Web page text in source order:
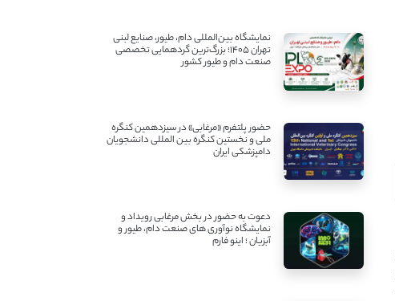
نمایشگاه بین‌المللی دام، طیور، صنایع لبنی
تهران ۱۴۰۵؛ بزرگ‌ترین گردهمایی تخصصی
صنعت دام و طیور کشور
حضور پلتفرم «مرغابی» در سیزدهمین کنگره
ملی و نخستین کنگره بین ‌المللی دانشجویان
دامپزشکی ایران
دعوت به حضور در بخش مرغابی رویداد و
نمایشگاه نوآوری های صنعت دام، طیور و
آبزیان ؛ اینو فارم